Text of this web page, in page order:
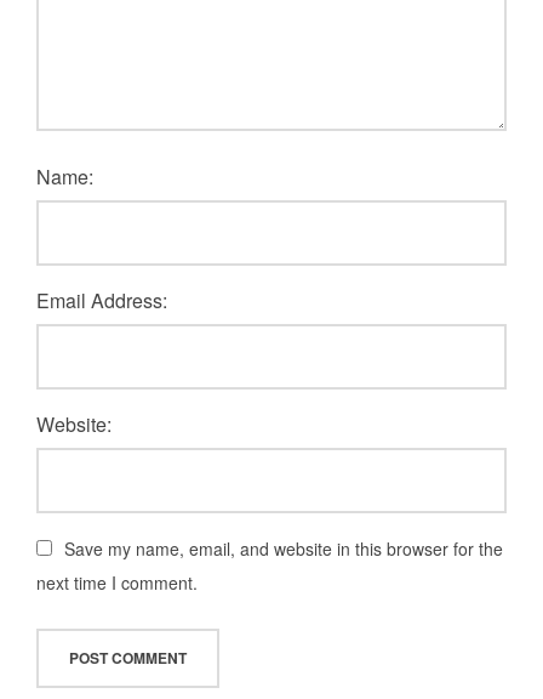
Name:
Email Address:
Website:
Save my name, email, and website in this browser for the
next time I comment.